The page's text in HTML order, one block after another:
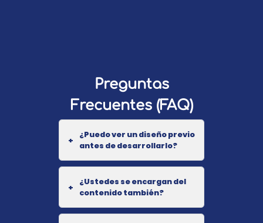
Preguntas
Frecuentes (FAQ)
+
¿Puedo ver un diseño previo
antes de desarrollarlo?
+
¿Ustedes se encargan del
contenido también?